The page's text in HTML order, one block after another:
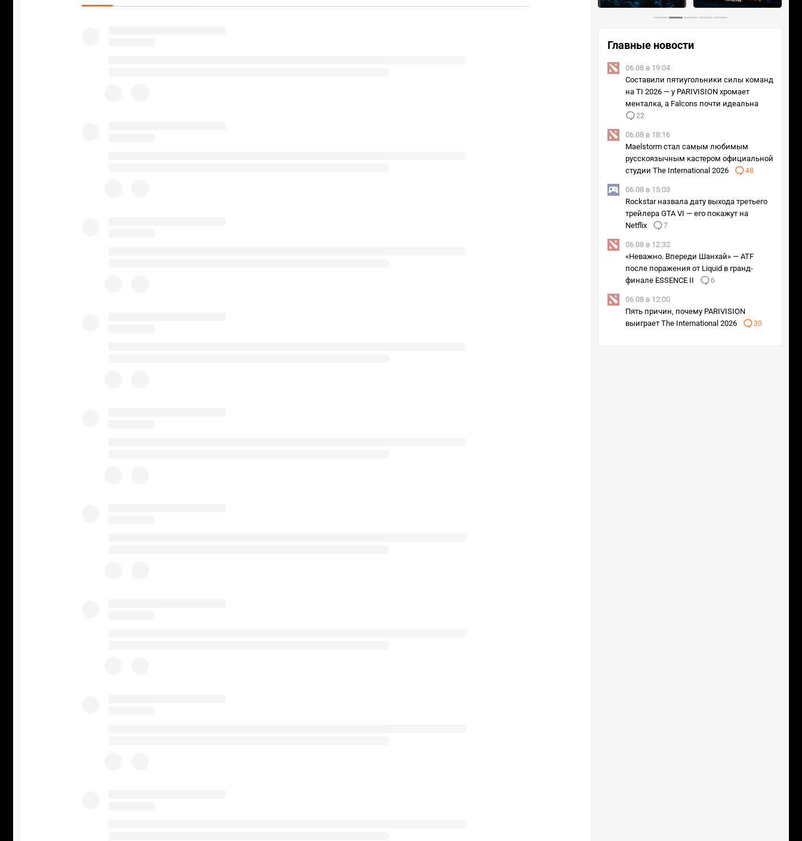
Главные новости
06.08 в 19:04
Составили пятиугольники силы команд
на TI 2026 — у PARIVISION хромает
менталка, а Falcons почти идеальна
22
06.08 в 18:16
Maelstorm стал самым любимым
русскоязычным кастером официальной
студии The International 2026
48
06.08 в 15:03
Rockstar назвала дату выхода третьего
трейлера GTA VI — его покажут на
Netflix
7
06.08 в 12:32
«Неважно. Впереди Шанхай» — ATF
после поражения от Liquid в гранд-
финале ESSENCE II
6
06.08 в 12:00
Пять причин, почему PARIVISION
выиграет The International 2026
30